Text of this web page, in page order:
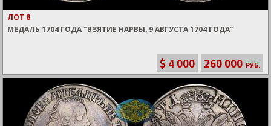
ЛОТ 8
МЕДАЛЬ 1704 ГОДА "ВЗЯТИЕ НАРВЫ, 9 АВГУСТА 1704 ГОДА"
4 000 260 000 РУБ.